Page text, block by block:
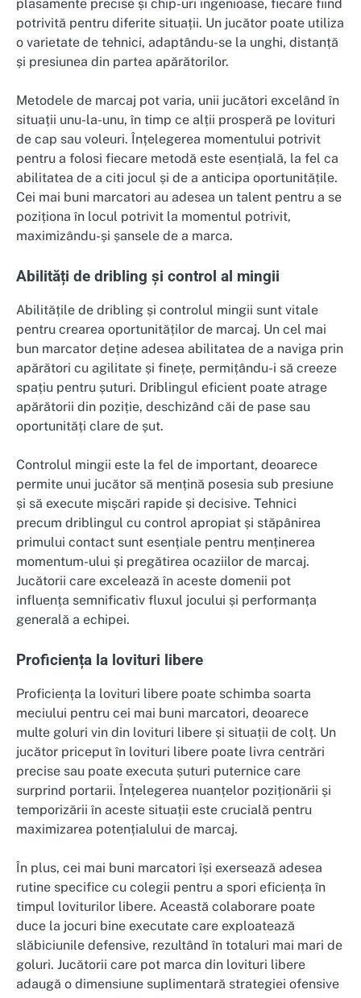
plasamente precise și chip-uri ingenioase, fiecare fiind
potrivită pentru diferite situații. Un jucător poate utiliza
o varietate de tehnici, adaptându-se la unghi, distanță
și presiunea din partea apărătorilor.
Metodele de marcaj pot varia, unii jucători excelând în
situații unu-la-unu, în timp ce alții prosperă pe lovituri
de cap sau voleuri. Înțelegerea momentului potrivit
pentru a folosi fiecare metodă este esențială, la fel ca
abilitatea de a citi jocul și de a anticipa oportunitățile.
Cei mai buni marcatori au adesea un talent pentru a se
poziționa în locul potrivit la momentul potrivit,
maximizându-și șansele de a marca.
Abilități de dribling și control al mingii
Abilitățile de dribling și controlul mingii sunt vitale
pentru crearea oportunităților de marcaj. Un cel mai
bun marcator deține adesea abilitatea de a naviga prin
apărători cu agilitate și finețe, permițându-i să creeze
spațiu pentru șuturi. Driblingul eficient poate atrage
apărătorii din poziție, deschizând căi de pase sau
oportunități clare de șut.
Controlul mingii este la fel de important, deoarece
permite unui jucător să mențină posesia sub presiune
și să execute mișcări rapide și decisive. Tehnici
precum driblingul cu control apropiat și stăpânirea
primului contact sunt esențiale pentru menținerea
momentum-ului și pregătirea ocaziilor de marcaj.
Jucătorii care excelează în aceste domenii pot
influența semnificativ fluxul jocului și performanța
generală a echipei.
Proficiența la lovituri libere
Proficiența la lovituri libere poate schimba soarta
meciului pentru cei mai buni marcatori, deoarece
multe goluri vin din lovituri libere și situații de colț. Un
jucător priceput în lovituri libere poate livra centrări
precise sau poate executa șuturi puternice care
surprind portarii. Înțelegerea nuanțelor poziționării și
temporizării în aceste situații este crucială pentru
maximizarea potențialului de marcaj.
În plus, cei mai buni marcatori își exersează adesea
rutine specifice cu colegii pentru a spori eficiența în
timpul loviturilor libere. Această colaborare poate
duce la jocuri bine executate care exploatează
slăbiciunile defensive, rezultând în totaluri mai mari de
goluri. Jucătorii care pot marca din lovituri libere
adaugă o dimensiune suplimentară strategiei ofensive